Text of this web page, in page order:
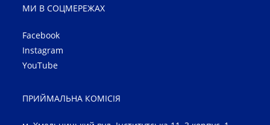
МИ В СОЦМЕРЕЖАХ
Facebook
Instagram
YouTube
ПРИЙМАЛЬНА КОМІСІЯ